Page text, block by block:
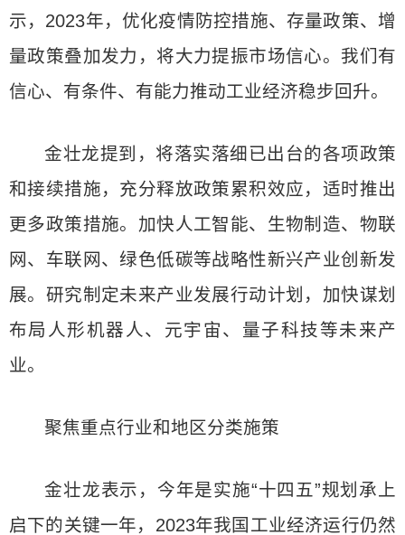
示，2023年，优化疫情防控措施、存量政策、增
量政策叠加发力，将大力提振市场信心。我们有
信心、有条件、有能力推动工业经济稳步回升。
金壮龙提到，将落实落细已出台的各项政策
和接续措施，充分释放政策累积效应，适时推出
更多政策措施。加快人工智能、生物制造、物联
网、车联网、绿色低碳等战略性新兴产业创新发
展。研究制定未来产业发展行动计划，加快谋划
布局人形机器人、元宇宙、量子科技等未来产
业。
聚焦重点行业和地区分类施策
金壮龙表示，今年是实施“十四五”规划承上
启下的关键一年，2023年我国工业经济运行仍然